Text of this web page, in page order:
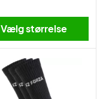
Vælg størrelse